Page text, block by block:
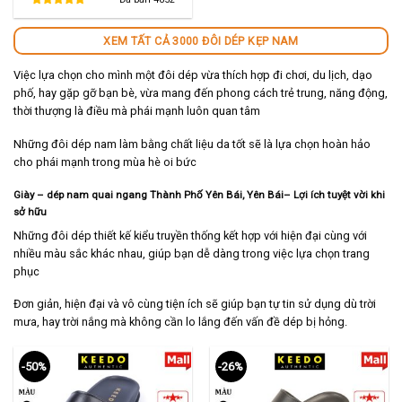
280,000 ₫.là:
140,000 ₫.
XEM TẤT CẢ 3000 ĐÔI DÉP KẸP NAM
Việc lựa chọn cho mình một đôi dép vừa thích hợp đi chơi, du lịch, dạo
phố, hay gặp gỡ bạn bè, vừa mang đến phong cách trẻ trung, năng động,
thời thượng là điều mà phái mạnh luôn quan tâm
Những đôi dép nam làm bằng chất liệu da tốt sẽ là lựa chọn hoàn hảo
cho phái mạnh trong mùa hè oi bức
Giày – dép nam quai ngang Thành Phố Yên Bái, Yên Bái– Lợi ích tuyệt vời khi
sở hữu
Những đôi dép thiết kế kiểu truyền thống kết hợp với hiện đại cùng với
nhiều màu sắc khác nhau, giúp bạn dễ dàng trong việc lựa chọn trang
phục
Đơn giản, hiện đại và vô cùng tiện ích sẽ giúp bạn tự tin sử dụng dù trời
mưa, hay trời nắng mà không cần lo lắng đến vấn đề dép bị hỏng.
-50% -26%